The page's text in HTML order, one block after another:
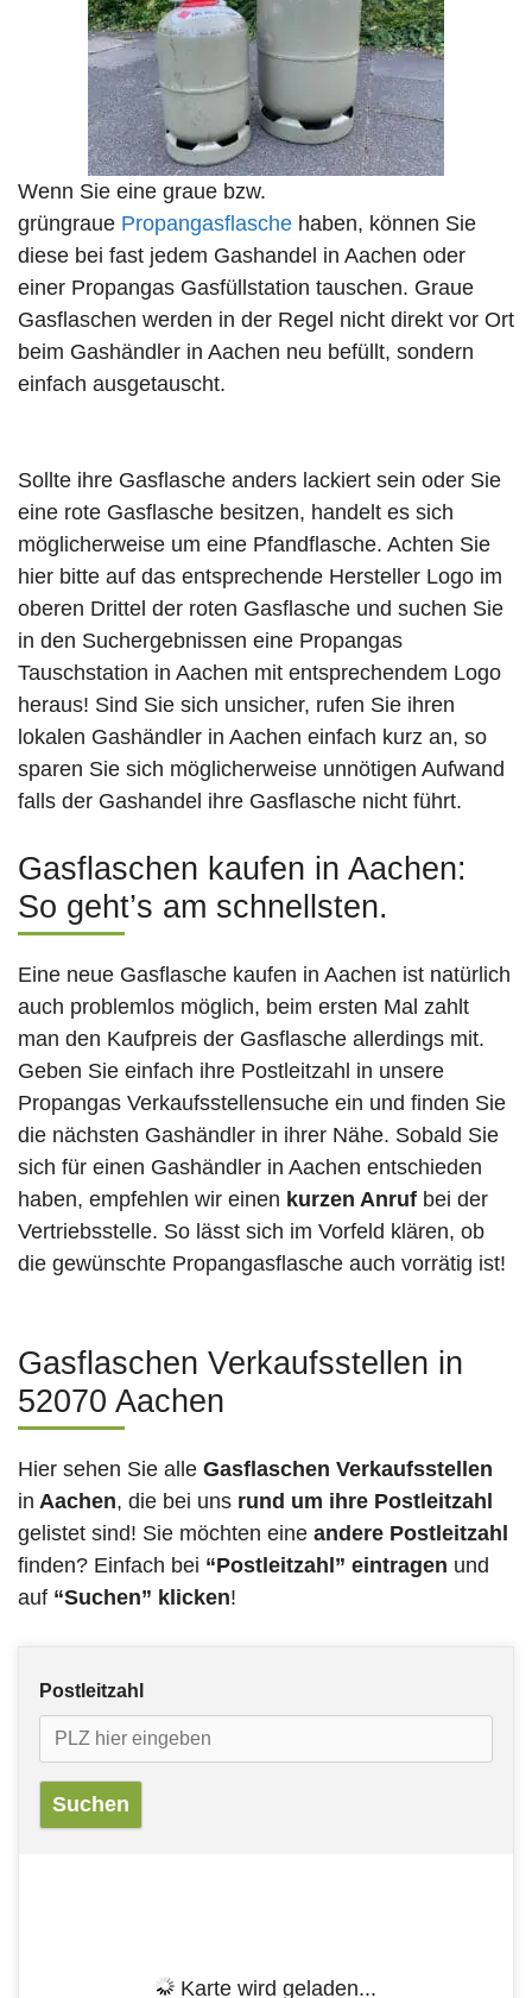
Wenn Sie eine graue bzw.
grüngraue Propangasflasche haben, können Sie
diese bei fast jedem Gashandel in Aachen oder
einer Propangas Gasfüllstation tauschen. Graue
Gasflaschen werden in der Regel nicht direkt vor Ort
beim Gashändler in Aachen neu befüllt, sondern
einfach ausgetauscht.
Sollte ihre Gasflasche anders lackiert sein oder Sie
eine rote Gasflasche besitzen, handelt es sich
möglicherweise um eine Pfandflasche. Achten Sie
hier bitte auf das entsprechende Hersteller Logo im
oberen Drittel der roten Gasflasche und suchen Sie
in den Suchergebnissen eine Propangas
Tauschstation in Aachen mit entsprechendem Logo
heraus! Sind Sie sich unsicher, rufen Sie ihren
lokalen Gashändler in Aachen einfach kurz an, so
sparen Sie sich möglicherweise unnötigen Aufwand
falls der Gashandel ihre Gasflasche nicht führt.
Gasflaschen kaufen in Aachen:
So geht’s am schnellsten.
Eine neue Gasflasche kaufen in Aachen ist natürlich
auch problemlos möglich, beim ersten Mal zahlt
man den Kaufpreis der Gasflasche allerdings mit.
Geben Sie einfach ihre Postleitzahl in unsere
Propangas Verkaufsstellensuche ein und finden Sie
die nächsten Gashändler in ihrer Nähe. Sobald Sie
sich für einen Gashändler in Aachen entschieden
haben, empfehlen wir einen kurzen Anruf bei der
Vertriebsstelle. So lässt sich im Vorfeld klären, ob
die gewünschte Propangasflasche auch vorrätig ist!
Gasflaschen Verkaufsstellen in
52070 Aachen
Hier sehen Sie alle Gasflaschen Verkaufsstellen
in Aachen, die bei uns rund um ihre Postleitzahl
gelistet sind! Sie möchten eine andere Postleitzahl
finden? Einfach bei “Postleitzahl” eintragen und
auf “Suchen” klicken!
Postleitzahl
Karte wird geladen...